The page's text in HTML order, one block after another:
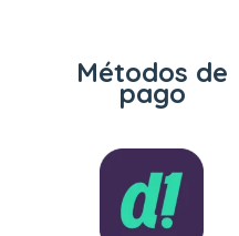
Métodos de
pago